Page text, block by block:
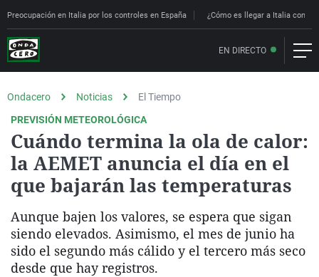
Preocupación en Italia por los controles en España ¿Cómo es llegar a Italia con
EN DIRECTO
Ondacero Noticias
El Tiempo
PREVISIÓN METEOROLÓGICA
Cuándo termina la ola de calor:
la AEMET anuncia el día en el
que bajarán las temperaturas
Aunque bajen los valores, se espera que sigan
siendo elevados. Asimismo, el mes de junio ha
sido el segundo más cálido y el tercero más seco
desde que hay registros.